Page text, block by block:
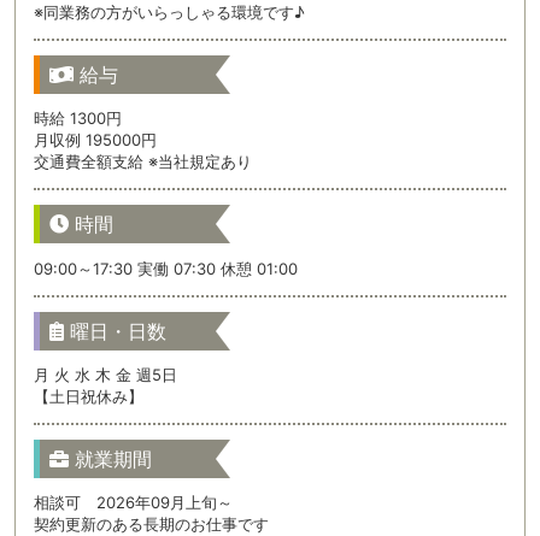
※同業務の方がいらっしゃる環境です♪
給与
時給 1300円
月収例 195000円
交通費全額支給 ※当社規定あり
時間
09:00～17:30 実働 07:30 休憩 01:00
曜日・日数
月 火 水 木 金 週5日
【土日祝休み】
就業期間
相談可 2026年09月上旬～
契約更新のある長期のお仕事です